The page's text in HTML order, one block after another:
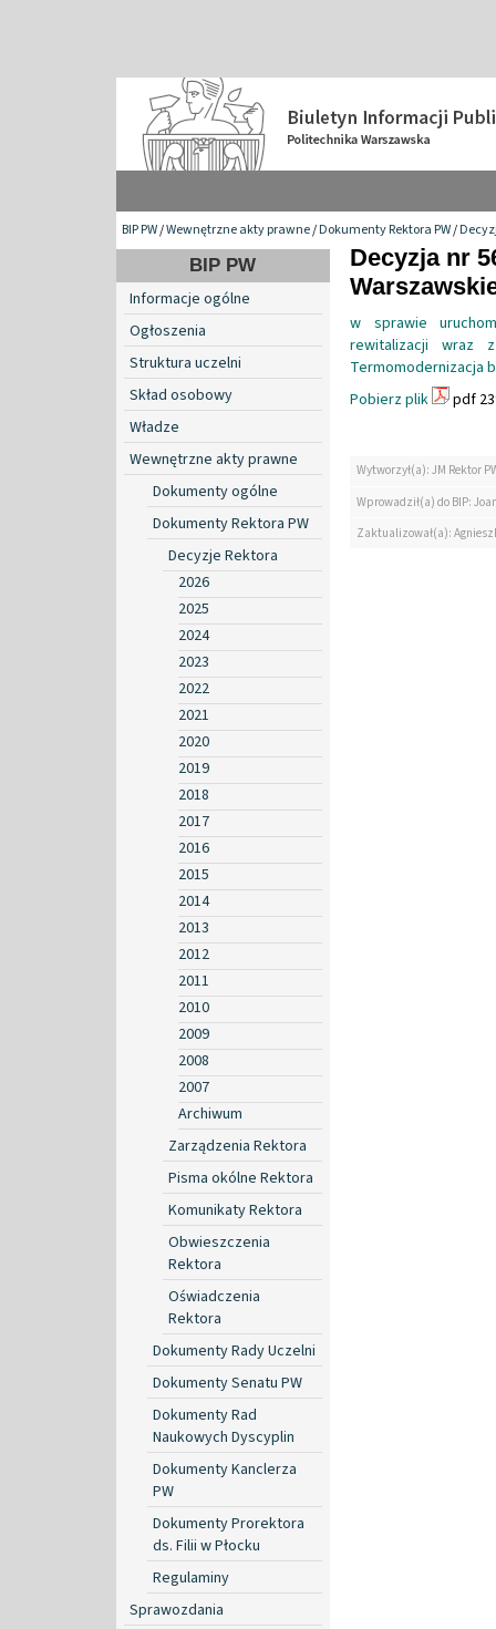
BIP PW/Wewnętrzne akty prawne/Dokumenty Rektora PW/
BIP PW
Informacje ogólne
Ogłoszenia
Struktura uczelni
Skład osobowy
Władze
Wewnętrzne akty prawne
Dokumenty ogólne
Dokumenty Rektora PW
Decyzje Rektora
2026
2025
2024
2023
2022
2021
2020
2019
2018
2017
2016
2015
2014
2013
2012
2011
2010
2009
2008
2007
Archiwum
Zarządzenia Rektora
Pisma okólne Rektora
Komunikaty Rektora
Obwieszczenia
Rektora
Oświadczenia
Rektora
Dokumenty Rady Uczelni
Dokumenty Senatu PW
Dokumenty Rad
Naukowych Dyscyplin
Dokumenty Kanclerza
PW
Dokumenty Prorektora
ds. Filii w Płocku
Regulaminy
Sprawozdania
Decyzja nr
w sprawie
rewitalizacji wraz
Termomodernizacja
Pobierz plik
pdf
Wytworzył(a): JM Rektor
Wprowadził(a) do BIP:
Zaktualizował(a):